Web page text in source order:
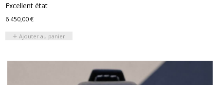
Excellent état
6 450,00€
Ajouter au panier